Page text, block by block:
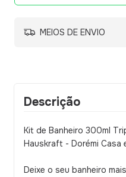
MEIOS DE ENVIO
Descrição
Kit de Banheiro 300ml
Hauskraft - Dorémi Casa
Deixe o seu banheiro